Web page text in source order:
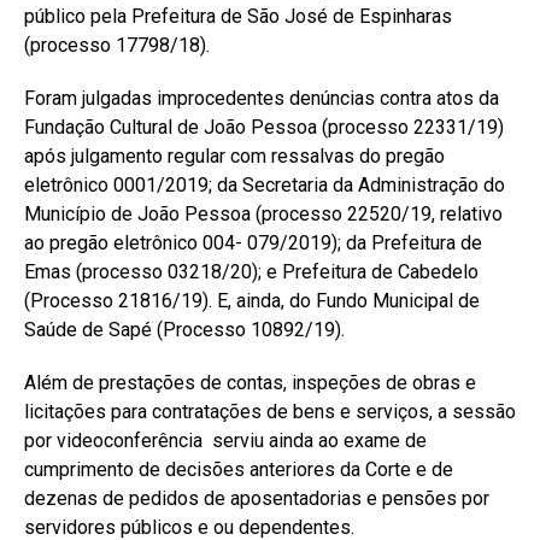
público pela Prefeitura de São José de Espinharas
(processo 17798/18).
Foram julgadas improcedentes denúncias contra atos da
Fundação Cultural de João Pessoa (processo 22331/19)
após julgamento regular com ressalvas do pregão
eletrônico 0001/2019; da Secretaria da Administração do
Município de João Pessoa (processo 22520/19, relativo
ao pregão eletrônico 004- 079/2019); da Prefeitura de
Emas (processo 03218/20); e Prefeitura de Cabedelo
(Processo 21816/19). E, ainda, do Fundo Municipal de
Saúde de Sapé (Processo 10892/19).
Além de prestações de contas, inspeções de obras e
licitações para contratações de bens e serviços, a sessão
por videoconferência serviu ainda ao exame de
cumprimento de decisões anteriores da Corte e de
dezenas de pedidos de aposentadorias e pensões por
servidores públicos e ou dependentes.